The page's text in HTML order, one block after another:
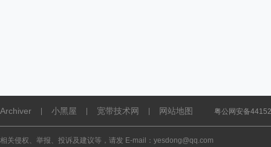
Archiver 小黑屋 宽带技术网 网站地图 粤公网安备
相关侵权、举报、投诉及建议等，请发 E-mail：yesdong@qq.com